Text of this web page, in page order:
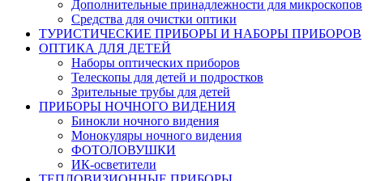
Дополнительные принадлежности для микроскопов
Средства для очистки оптики
ТУРИСТИЧЕСКИЕ ПРИБОРЫ И НАБОРЫ ПРИБОРОВ
ОПТИКА ДЛЯ ДЕТЕЙ
Наборы оптических приборов
Телескопы для детей и подростков
Зрительные трубы для детей
ПРИБОРЫ НОЧНОГО ВИДЕНИЯ
Бинокли ночного видения
Монокуляры ночного видения
ФОТОЛОВУШКИ
ИК-осветители